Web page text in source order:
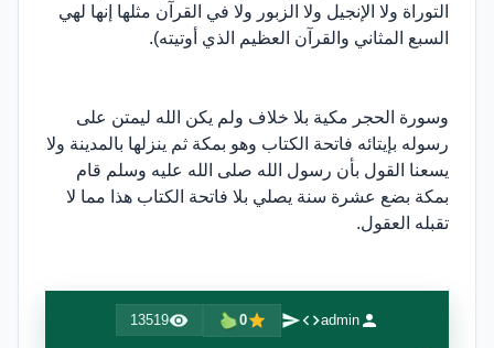
التوراة ولا الإنجيل ولا الزبور ولا في القرآن مثلها إنها لهي
السبع المثاني والقرآن العظيم الذي أوتيته).
وسورة الحجر مكية بلا خلاف ولم يكن الله ليمتن على
رسوله بإيتائه فاتحة الكتاب وهو بمكة ثم ينزلها بالمدينة ولا
يسعنا القول بأن رسول الله صلى الله عليه وسلم قام
بمكة بضع عشرة سنة يصلي بلا فاتحة الكتاب هذا مما لا
تقبله العقول.
admin
0
13519